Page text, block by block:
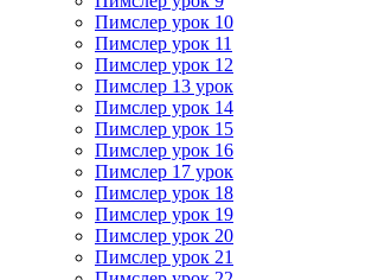
Пимслер урок 10
Пимслер урок 11
Пимслер урок 12
Пимслер 13 урок
Пимслер урок 14
Пимслер урок 15
Пимслер урок 16
Пимслер 17 урок
Пимслер урок 18
Пимслер урок 19
Пимслер урок 20
Пимслер урок 21